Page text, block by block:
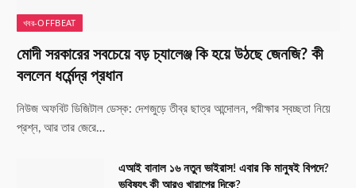
খবর-OFFBEAT
মোদী সরকারের সবচেয়ে বড় চ্যালেঞ্জ কি হয়ে উঠছে জেনজি? কী
বললেন ধর্মেন্দ্র প্রধান
নিউজ অফবিট ডিজিটাল ডেস্ক: দেশজুড়ে তীব্র ছাত্র আন্দোলন, পরীক্ষার স্বচ্ছতা নিয়ে
প্রশ্ন, আর তার জেরে…
এআই বানাল ১৬ নতুন ভাইরাস! এবার কি মানুষই বিপদে?
ভবিষ্যৎ কী আরও খারাপের দিকে?